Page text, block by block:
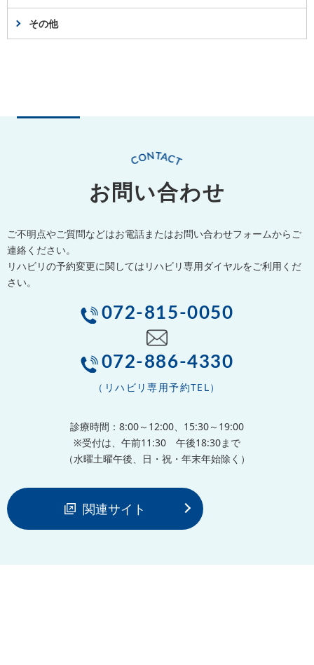
その他
お問い合わせ
ご不明点やご質問などはお電話またはお問い合わせフォームからご
連絡ください。
リハビリの予約変更に関してはリハビリ専用ダイヤルをご利用くだ
さい。
072-815-0050
072-886-4330
（リハビリ専用予約TEL）
診療時間：8:00～12:00、15:30～19:00
※受付は、午前11:30 午後18:30まで
（水曜土曜午後、日・祝・年末年始除く）
関連サイト